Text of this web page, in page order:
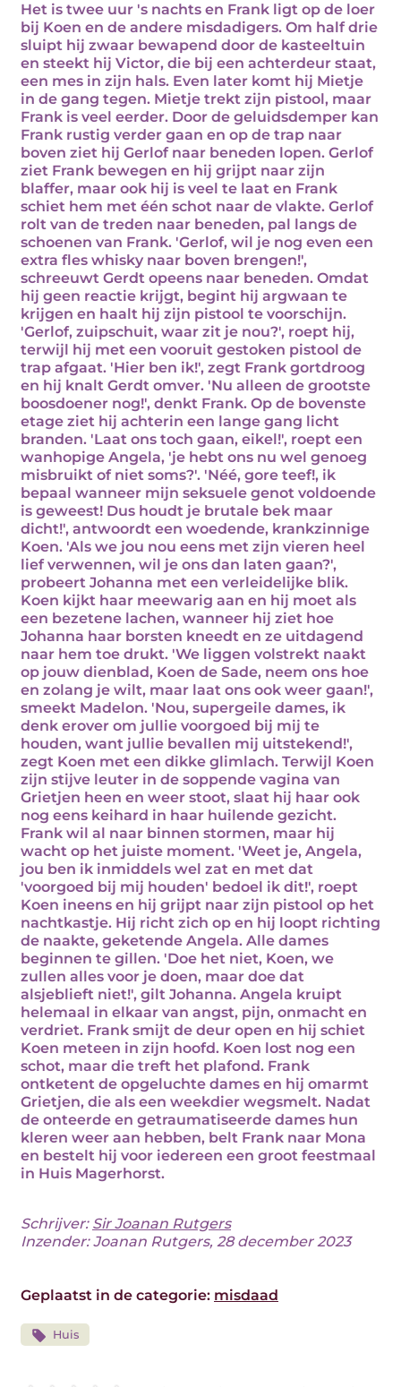
Het is twee uur 's nachts en Frank ligt op de loer
bij Koen en de andere misdadigers. Om half drie
sluipt hij zwaar bewapend door de kasteeltuin
en steekt hij Victor, die bij een achterdeur staat,
een mes in zijn hals. Even later komt hij Mietje
in de gang tegen. Mietje trekt zijn pistool, maar
Frank is veel eerder. Door de geluidsdemper kan
Frank rustig verder gaan en op de trap naar
boven ziet hij Gerlof naar beneden lopen. Gerlof
ziet Frank bewegen en hij grijpt naar zijn
blaffer, maar ook hij is veel te laat en Frank
schiet hem met één schot naar de vlakte. Gerlof
rolt van de treden naar beneden, pal langs de
schoenen van Frank. 'Gerlof, wil je nog even een
extra fles whisky naar boven brengen!',
schreeuwt Gerdt opeens naar beneden. Omdat
hij geen reactie krijgt, begint hij argwaan te
krijgen en haalt hij zijn pistool te voorschijn.
'Gerlof, zuipschuit, waar zit je nou?', roept hij,
terwijl hij met een vooruit gestoken pistool de
trap afgaat. 'Hier ben ik!', zegt Frank gortdroog
en hij knalt Gerdt omver. 'Nu alleen de grootste
boosdoener nog!', denkt Frank. Op de bovenste
etage ziet hij achterin een lange gang licht
branden. 'Laat ons toch gaan, eikel!', roept een
wanhopige Angela, 'je hebt ons nu wel genoeg
misbruikt of niet soms?'. 'Néé, gore teef!, ik
bepaal wanneer mijn seksuele genot voldoende
is geweest! Dus houdt je brutale bek maar
dicht!', antwoordt een woedende, krankzinnige
Koen. 'Als we jou nou eens met zijn vieren heel
lief verwennen, wil je ons dan laten gaan?',
probeert Johanna met een verleidelijke blik.
Koen kijkt haar meewarig aan en hij moet als
een bezetene lachen, wanneer hij ziet hoe
Johanna haar borsten kneedt en ze uitdagend
naar hem toe drukt. 'We liggen volstrekt naakt
op jouw dienblad, Koen de Sade, neem ons hoe
en zolang je wilt, maar laat ons ook weer gaan!',
smeekt Madelon. 'Nou, supergeile dames, ik
denk erover om jullie voorgoed bij mij te
houden, want jullie bevallen mij uitstekend!',
zegt Koen met een dikke glimlach. Terwijl Koen
zijn stijve leuter in de soppende vagina van
Grietjen heen en weer stoot, slaat hij haar ook
nog eens keihard in haar huilende gezicht.
Frank wil al naar binnen stormen, maar hij
wacht op het juiste moment. 'Weet je, Angela,
jou ben ik inmiddels wel zat en met dat
'voorgoed bij mij houden' bedoel ik dit!', roept
Koen ineens en hij grijpt naar zijn pistool op het
nachtkastje. Hij richt zich op en hij loopt richting
de naakte, geketende Angela. Alle dames
beginnen te gillen. 'Doe het niet, Koen, we
zullen alles voor je doen, maar doe dat
alsjeblieft niet!', gilt Johanna. Angela kruipt
helemaal in elkaar van angst, pijn, onmacht en
verdriet. Frank smijt de deur open en hij schiet
Koen meteen in zijn hoofd. Koen lost nog een
schot, maar die treft het plafond. Frank
ontketent de opgeluchte dames en hij omarmt
Grietjen, die als een weekdier wegsmelt. Nadat
de onteerde en getraumatiseerde dames hun
kleren weer aan hebben, belt Frank naar Mona
en bestelt hij voor iedereen een groot feestmaal
in Huis Magerhorst.
Schrijver: Sir Joanan Rutgers
Inzender: Joanan Rutgers, 28 december 2023
Geplaatst in de categorie: misdaad
Huis